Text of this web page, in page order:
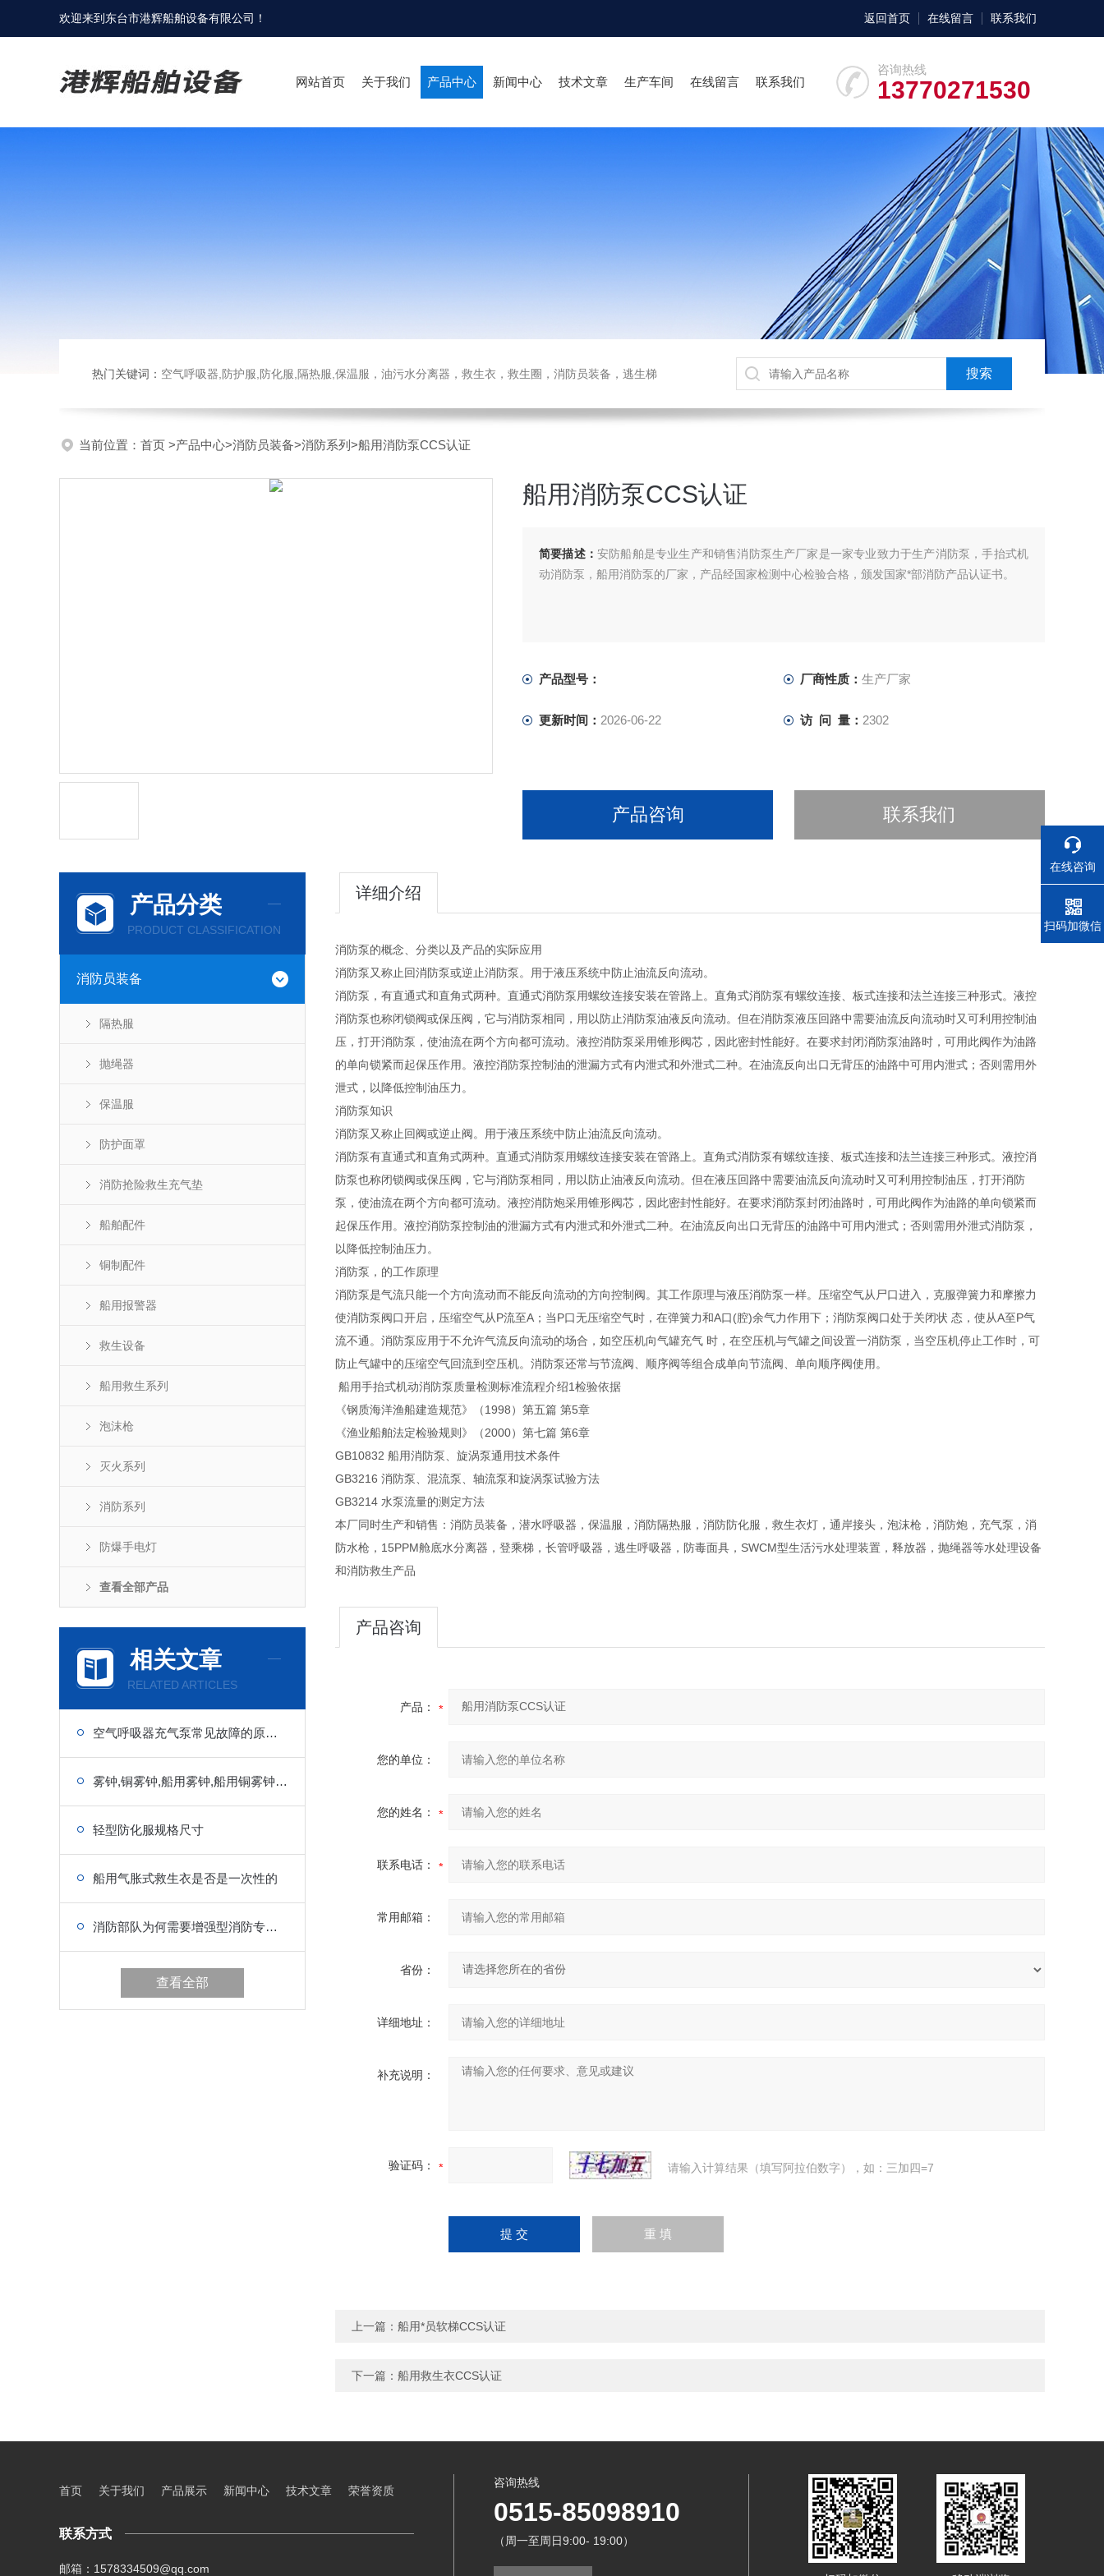
欢迎来到 东台市港辉船舶设备有限公司 ！ 返回首页 在线留言 联系我们
咨询热线
13770271530
网站首页 关于我们 产品中心 新闻中心 技术文章 生产车间 在线留言 联系我们
热门关键词： 空气呼吸器,防护服,防化服,隔热服,保温服，油污水分离器，救生衣，救生圈，消防员装备，逃生梯
当前位置： 首页 >产品中心>消防员装备>消防系列 >船用消防泵CCS认证
船用消防泵CCS认证
简要描述： 安防船舶是专业生产和销售消防泵生产厂家是一家专业致力于生产消防泵，手抬式机
动消防泵，船用消防泵的厂家，产品经国家检测中心检验合格，颁发国家*部消防产品认证书。
产品型号： 厂商性质： 生产厂家
更新时间： 2026-06-22 访 问 量： 2302
产品咨询 联系我们
产品分类
PRODUCT CLASSIFICATION
消防员装备
隔热服
抛绳器
保温服
防护面罩
消防抢险救生充气垫
船舶配件
铜制配件
船用报警器
救生设备
船用救生系列
泡沫枪
灭火系列
消防系列
防爆手电灯
查看全部产品
相关文章
RELATED ARTICLES
空气呼吸器充气泵常见故障的原因和排除方法
雾钟,铜雾钟,船用雾钟,船用铜雾钟,船用铜钟生产厂家厂价直销
轻型防化服规格尺寸
船用气胀式救生衣是否是一次性的
消防部队为何需要增强型消防专用救生衣
查看全部
详细介绍
消防泵的概念、分类以及产品的实际应用
消防泵又称止回消防泵或逆止消防泵。用于液压系统中防止油流反向流动。
消防泵，有直通式和直角式两种。直通式消防泵用螺纹连接安装在管路上。直角式消防泵有螺纹连接、板式连接和法兰连接三种形式。液控
消防泵也称闭锁阀或保压阀，它与消防泵相同，用以防止消防泵油液反向流动。但在消防泵液压回路中需要油流反向流动时又可利用控制油
压，打开消防泵，使油流在两个方向都可流动。液控消防泵采用锥形阀芯，因此密封性能好。在要求封闭消防泵油路时，可用此阀作为油路
的单向锁紧而起保压作用。液控消防泵控制油的泄漏方式有内泄式和外泄式二种。在油流反向出口无背压的油路中可用内泄式；否则需用外
泄式，以降低控制油压力。
消防泵知识
消防泵又称止回阀或逆止阀。用于液压系统中防止油流反向流动。
消防泵有直通式和直角式两种。直通式消防泵用螺纹连接安装在管路上。直角式消防泵有螺纹连接、板式连接和法兰连接三种形式。液控消
防泵也称闭锁阀或保压阀，它与消防泵相同，用以防止油液反向流动。但在液压回路中需要油流反向流动时又可利用控制油压，打开消防
泵，使油流在两个方向都可流动。液控消防炮采用锥形阀芯，因此密封性能好。在要求消防泵封闭油路时，可用此阀作为油路的单向锁紧而
起保压作用。液控消防泵控制油的泄漏方式有内泄式和外泄式二种。在油流反向出口无背压的油路中可用内泄式；否则需用外泄式消防泵，
以降低控制油压力。
消防泵，的工作原理
消防泵是气流只能一个方向流动而不能反向流动的方向控制阀。其工作原理与液压消防泵一样。压缩空气从尸口进入，克服弹簧力和摩擦力
使消防泵阀口开启，压缩空气从P流至A；当P口无压缩空气时，在弹簧力和A口(腔)余气力作用下；消防泵阀口处于关闭状 态，使从A至P气
流不通。消防泵应用于不允许气流反向流动的场合，如空压机向气罐充气 时，在空压机与气罐之间设置一消防泵，当空压机停止工作时，可
防止气罐中的压缩空气回流到空压机。消防泵还常与节流阀、顺序阀等组合成单向节流阀、单向顺序阀使用。
船用手抬式机动消防泵质量检测标准流程介绍1检验依据
《钢质海洋渔船建造规范》（1998）第五篇 第5章
《渔业船舶法定检验规则》（2000）第七篇 第6章
GB10832 船用消防泵、旋涡泵通用技术条件
GB3216 消防泵、混流泵、轴流泵和旋涡泵试验方法
GB3214 水泵流量的测定方法
本厂同时生产和销售：消防员装备，潜水呼吸器，保温服，消防隔热服，消防防化服，救生衣灯，通岸接头，泡沫枪，消防炮，充气泵，消
防水枪，15PPM舱底水分离器，登乘梯，长管呼吸器，逃生呼吸器，防毒面具，SWCM型生活污水处理装置，释放器，抛绳器等水处理设备
和消防救生产品
产品咨询
产品：
您的单位：
您的姓名：
联系电话：
常用邮箱：
省份：
详细地址：
补充说明：
验证码： 请输入计算结果（填写阿拉伯数字），如：三加四=7
上一篇： 船用*员软梯CCS认证
下一篇： 船用救生衣CCS认证
首页 关于我们 产品展示 新闻中心 技术文章 荣誉资质
联系方式
邮箱：1578334509@qq.com
咨询热线
0515-85098910
（周一至周日9:00- 19:00）
在线咨询
电话
扫码加微信